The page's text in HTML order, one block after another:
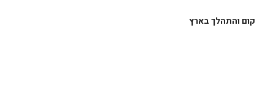
קום והתהלך בארץ